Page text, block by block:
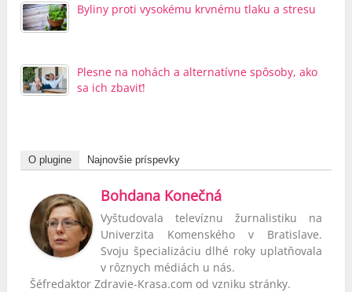
Byliny proti vysokému krvnému tlaku a stresu
Plesne na nohách a alternatívne spôsoby, ako
sa ich zbaviť!
O plugine Najnovšie príspevky
Bohdana Konečná
Vyštudovala televíznu žurnalistiku na
Univerzita Komenského v Bratislave.
Svoju špecializáciu dlhé roky uplatňovala
v rôznych médiách u nás.
Šéfredaktor Zdravie-Krasa.com od vzniku stránky.